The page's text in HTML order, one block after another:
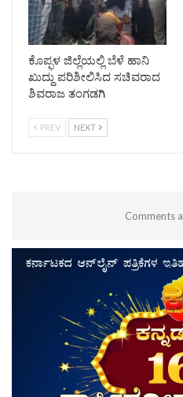
ಕೊಪ್ಫಳ ಜಿಲ್ಲೆಯಲ್ಲಿ ಬೆಳೆ ಹಾನಿ
ಖುದ್ದು ಪರಿಶೀಲಿಸಿದ ಸಚಿವರಾದ
ಶಿವರಾಜ ತಂಗಡಗಿ
PREV NEXT
Comments